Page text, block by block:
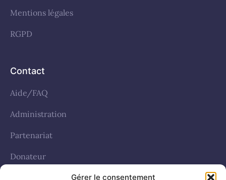
Gérer le consentement
Mentions légales
RGPD
Contact
Aide/FAQ
Administration
Partenariat
Donateur
Politique de cookies (UE)